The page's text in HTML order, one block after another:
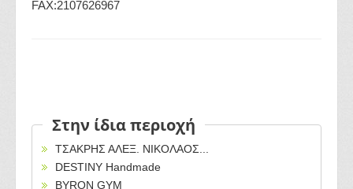
FAX:2107626967
Στην ίδια περιοχή
ΤΣΑΚΡΗΣ ΑΛΕΞ. ΝΙΚΟΛΑΟΣ...
DESTINY Handmade
BYRON GYM